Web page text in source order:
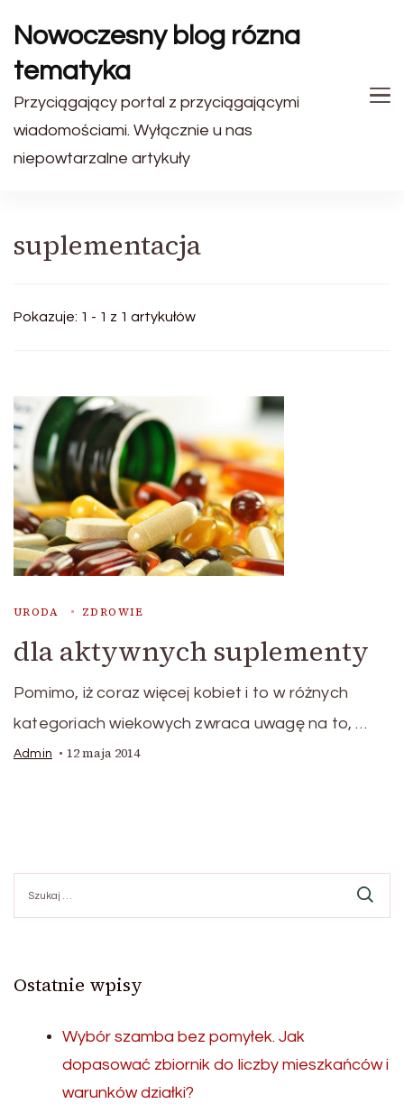
Nowoczesny blog rózna
tematyka
Przyciągający portal z przyciągającymi
wiadomościami. Wyłącznie u nas
niepowtarzalne artykuły
suplementacja
Pokazuje: 1 - 1 z 1 artykułów
URODA ZDROWIE
dla aktywnych suplementy
Pomimo, iż coraz więcej kobiet i to w różnych
kategoriach wiekowych zwraca uwagę na to, …
Admin 12 maja 2014
Ostatnie wpisy
Wybór szamba bez pomyłek. Jak
dopasować zbiornik do liczby mieszkańców i
warunków działki?